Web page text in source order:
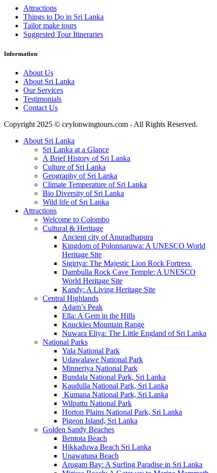
Attractions
Things to Do in Sri Lanka
Tailor make tours
Suggested Tour Itineraries
Information
About Us
About Sri Lanka
Our Services
Testimonials
Contact Us
Copyright 2025 © ceylonwingtours.com - All Rights Reserved.
About Sri Lanka
Sri Lanka at a Glance
A Brief History of Sri Lanka
Culture of Sri Lanka
Geography of Sri Lanka
Climate Temperature of Sri Lanka
Bio Diversity of Sri Lanka
Wild life of Sri Lanka
Attractions
Welcome to Colombo
Cultural & Heritage
Ancient city of Anuradhapura
Kingdom of Polonnaruwa: A UNESCO World
Heritage Site
Sigiriya: The Majestic Lion Rock Fortress
Dambulla Rock Cave Temple: A UNESCO
World Heritage Site
Kandy: A Living Heritage Site
Central Highlands
Adam’s Peak
Ella: A Gem in the Hills
Knuckles Mountain Range
Nuwara Eliya: The Little England of Sri Lanka
National Parks
Yala National Park
Udawalawe National Park
Minneriya National Park
Bundala National Park, Sri Lanka
Kaudulla National Park, Sri Lanka
Kumana National Park, Sri Lanka
Wilpattu National Park
Horton Plains National Park, Sri Lanka
Pigeon Island, Sri Lanka
Golden Sandy Beaches
Bentota Beach
Hikkaduwa Beach Sri Lanka
Unawatuna Beach
Arugam Bay: A Surfing Paradise in Sri Lanka